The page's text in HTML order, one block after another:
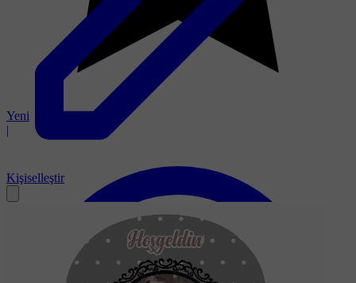
Yeni
|
Kişiselleştir